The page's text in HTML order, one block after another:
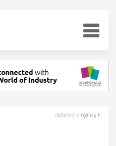
metalworkingmag.fr